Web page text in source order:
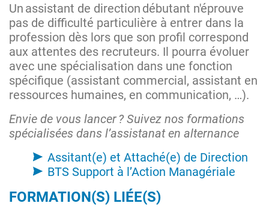
Un assistant de direction débutant n'éprouve
pas de difficulté particulière à entrer dans la
profession dès lors que son profil correspond
aux attentes des recruteurs. Il pourra évoluer
avec une spécialisation dans une fonction
spécifique (assistant commercial, assistant en
ressources humaines, en communication, …).
Envie de vous lancer ? Suivez nos formations
spécialisées dans l’assistanat en alternance
Assitant(e) et Attaché(e) de Direction
BTS Support à l’Action Managériale
FORMATION(S) LIÉE(S)